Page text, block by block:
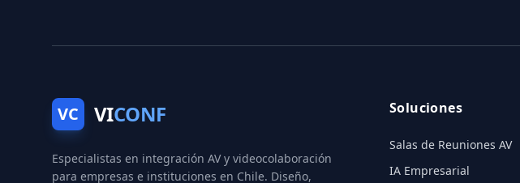
VC VICONF
Especialistas en integración AV y videocolaboración
para empresas e instituciones en Chile. Diseño,
Soluciones
Salas de Reuniones AV
IA Empresarial